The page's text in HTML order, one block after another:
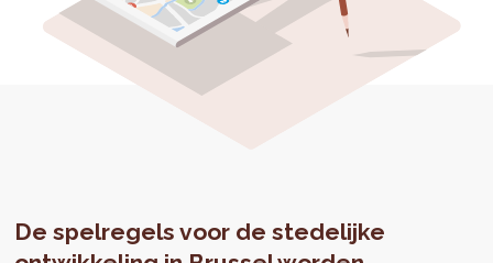
De spelregels voor de stedelijke